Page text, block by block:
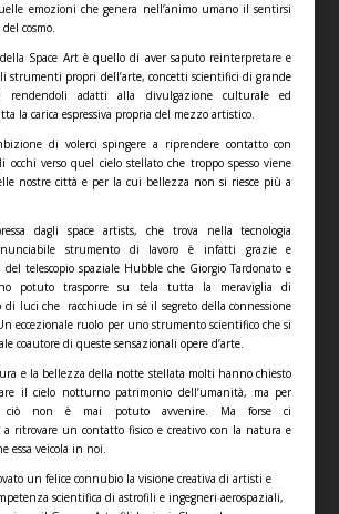
emozioni che genera nell’animo umano il sentirsi
cosmo.
Space Art è quello di aver saputo reinterpretare e
strumenti propri dell’arte, concetti scientifici di grande
rendendoli adatti alla divulgazione culturale ed
la carica espressiva propria del mezzo artistico.
di volerci spingere a riprendere contatto con
occhi verso quel cielo stellato che troppo spesso viene
nostre città e per la cui bellezza non si riesce più a
dagli space artists, che trova nella tecnologia
strumento di lavoro è infatti grazie e
telescopio spaziale Hubble che Giorgio Tardonato e
potuto trasporre su tela tutta la meraviglia di
di luci che racchiude in sé il segreto della connessione
eccezionale ruolo per uno strumento scientifico che si
coautore di queste sensazionali opere d’arte.
e la bellezza della notte stellata molti hanno chiesto
il cielo notturno patrimonio dell’umanità, ma per
ciò non è mai potuto avvenire. Ma forse ci
a ritrovare un contatto fisico e creativo con la natura e
essa veicola in noi.
un felice connubio la visione creativa di artisti e
scientifica di astrofili e ingegneri aerospaziali,